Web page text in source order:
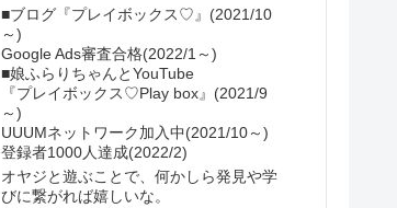
■ブログ『プレイボックス♡』(2021/10
～)
Google Ads審査合格(2022/1～)
■娘ふらりちゃんとYouTube
『プレイボックス♡Play box』(2021/9
～)
UUUMネットワーク加入中(2021/10～)
登録者1000人達成(2022/2)
オヤジと遊ぶことで、何かしら発見や学
びに繋がれば嬉しいな。